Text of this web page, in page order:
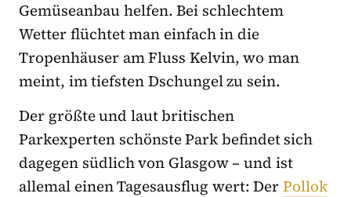
Gemüseanbau helfen. Bei schlechtem
Wetter flüchtet man einfach in die
Tropenhäuser am Fluss Kelvin, wo man
meint, im tiefsten Dschungel zu sein.
Der größte und laut britischen
Parkexperten schönste Park befindet sich
dagegen südlich von Glasgow – und ist
allemal einen Tagesausflug wert: DerPollok